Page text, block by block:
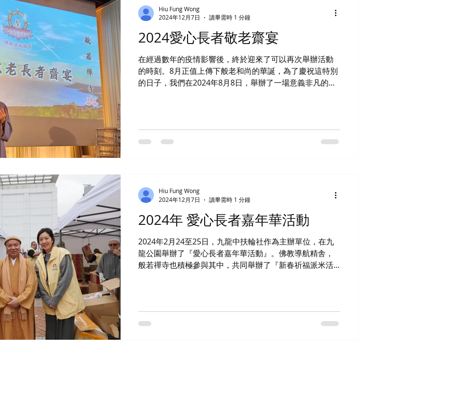
般若長者聯歡會』無疑是一次難忘的活動，讓長者們開心
愉快地度過了美好的時光。眾願行義工團及各方贊助人士
亦功德無量，他們無私的奉獻，以及本精舍悉心安排，在
共同努力下，這次活動取得了圓滿成功，讓大家為長者關
愛出一分力。 南無清淨法身毘盧遮那佛！
2024愛心長者敬老齋宴
在經過數年的疫情影響後，終於迎來了可以再次舉辦活動
的時刻。8月正值上傳下般老和尚的華誕，為了慶祝這特別
的日子，我們在2024年8月8日，舉辦了一場意義非凡的
祈願師父法體安康，並祝福長者身體健康。 在這個獨特的
活動中，師父親臨現場與大家分享教誨，並以問答遊戲的
觀融入日常生活中。 這場『愛心長者敬老齋宴』不僅是對
長者的尊重與關愛，更是一次意義深遠的活動。讓我們攜
手共渡這個溫暖的時刻，共同祈願師父法體安康，長者身
心健康，為社會燃點一絲溫暖與希望，讓愛與智慧永遠閃
耀在我們的生活中。 南無清淨法身毘盧遮那佛！
Hiu Fung Wong
2024年12月7日
讀畢需時 1 分鐘
2024年 愛心長者嘉年華活動
2024年2月24至25日，九龍中扶輪社作為主辦單位，在九
龍公園舉辦了『愛心長者嘉年華活動』。佛教導航精舎，
般若禪寺也積極參與其中，共同舉辦了『新春祈福派米活
量。 在經歷了疫情幾年間沉寂的日子後，再次舉行活動，
讓人們感到格外振奮和激動，彷彿重拾了生活的活力和希
Hiu Fung Wong
2024年12月7日
讀畢需時 1 分鐘